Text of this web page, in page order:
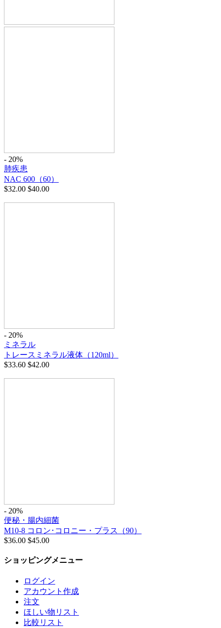
- 20%
肺疾患
NAC 600（60）
$32.00 $40.00
- 20%
ミネラル
トレースミネラル液体（120ml）
$33.60 $42.00
- 20%
便秘・腸内細菌
M10-8 コロン･コロニー・プラス（90）
$36.00 $45.00
ショッピングメニュー
ログイン
アカウント作成
注文
ほしい物リスト
比較リスト